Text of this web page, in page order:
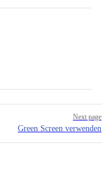
Next page
Green Screen verwenden